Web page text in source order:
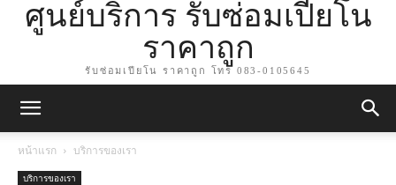
ศูนย์บริการ รับซ่อมเปียโน
ราคาถูก
รับซ่อมเปียโน ราคาถูก โทร 083-0105645
หน้าแรก บริการของเรา
บริการของเรา